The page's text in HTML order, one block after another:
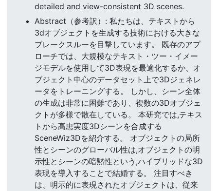
detailed and view-consistent 3D scenes.
Abstract（参考訳）: 私たちは、テキストから
3dオブジェクトを生成する技術における大きな
ブレークスルーを目撃しています。 既存のアプ
ローチでは、大規模なテキスト・ツー・イメー
ジモデルを使用して3D表現を最適化するか、オ
ブジェクト中心のデータセット上で3Dジェネレ
ータをトレーニングする。 しかし、シーン全体
の生成は非常に困難であり、複数の3Dオブジェ
クトが多様で散在している。 本研究では,テキス
トから高忠実度3Dシーンを合成する
SceneWiz3Dを紹介する。 オブジェクトの局所
性とシーンのグローバル性は,オブジェクトの明
示性とシーンの暗黙性という,ハイブリッドな3D
表現を導入することで結婚する。 注目すべき
は、明示的に表現されたオブジェクトは、従来